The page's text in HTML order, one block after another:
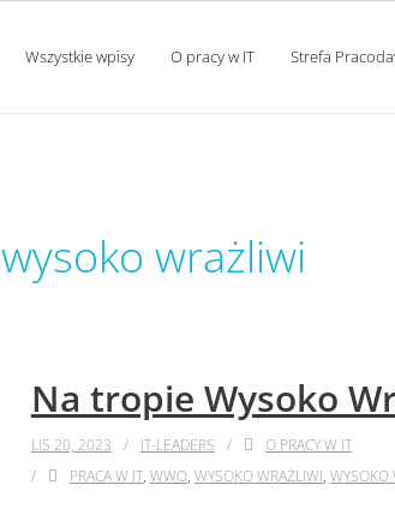
Wszystkie wpisy O pracy w IT Strefa
wysoko wrażliwi
Na tropie Wysoko
LIS 20, 2023 IT-LEADERS
O PRACY W IT
PRACA W IT, WWO, WYSOKO WRAŻLIWI, WYSOKO